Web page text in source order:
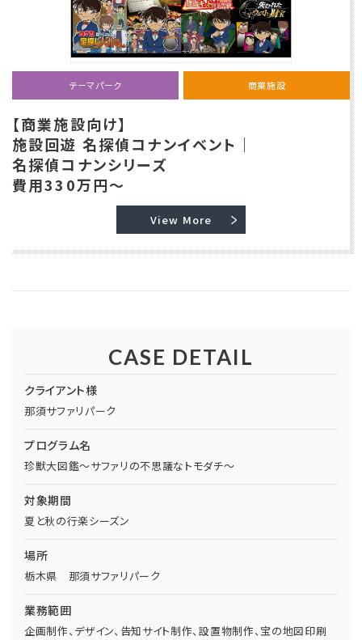
テーマパーク 商業施設
【商業施設向け】
施設回遊 名探偵コナンイベント｜
名探偵コナンシリーズ
費用330万円～
View More
CASE DETAIL
クライアント様
那須サファリパーク
プログラム名
珍獣大図鑑～サファリの不思議なトモダチ～
対象期間
夏と秋の行楽シーズン
場所
栃木県 那須サファリパーク
業務範囲
企画制作、デザイン、告知サイト制作、設置物制作、宝の地図印刷